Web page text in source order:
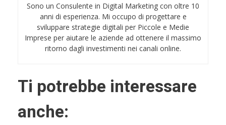
Sono un Consulente in Digital Marketing con oltre 10
anni di esperienza. Mi occupo di progettare e
sviluppare strategie digitali per Piccole e Medie
Imprese per aiutare le aziende ad ottenere il massimo
ritorno dagli investimenti nei canali online.
Ti potrebbe interessare
anche: